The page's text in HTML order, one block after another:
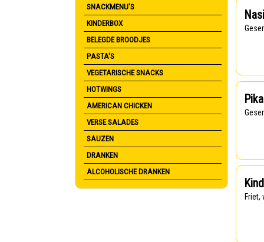
SNACKMENU'S
KINDERBOX
BELEGDE BROODJES
PASTA'S
VEGETARISCHE SNACKS
HOTWINGS
AMERICAN CHICKEN
VERSE SALADES
SAUZEN
DRANKEN
ALCOHOLISCHE DRANKEN